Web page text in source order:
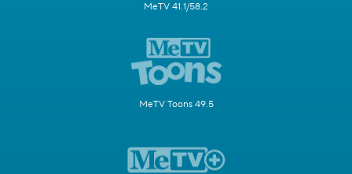
MeTV 41.1/58.2
MeTV Toons 49.5